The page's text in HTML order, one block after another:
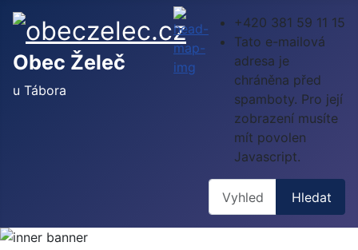
Obec Želeč
u Tábora
+420 381 59 11 15
Tato e-mailová
adresa je
chráněna před
spamboty. Pro její
zobrazení musíte
mít povolen
Javascript.
Hledat